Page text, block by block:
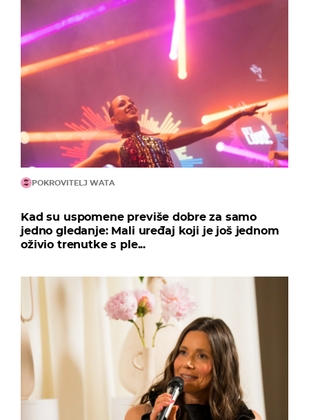
POKROVITELJ WATA
Kad su uspomene previše dobre za samo
jedno gledanje: Mali uređaj koji je još jednom
oživio trenutke s ple...